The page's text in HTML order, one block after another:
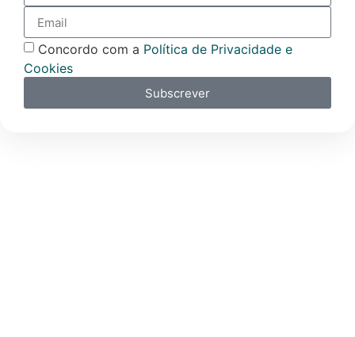
Concordo com a Política de Privacidade e
Cookies
Subscrever